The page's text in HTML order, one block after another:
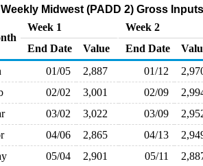
Weekly Midwest (PADD 2) Gross
Week 1
Week 2
End Date
Value End Date
01/05 2,887 01/12
02/02 3,001 02/09
03/02 3,022 03/09
04/06 2,865 04/13
05/04 2,901 05/11